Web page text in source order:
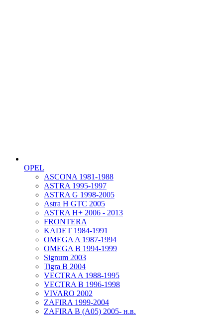
OPEL
ASCONA 1981-1988
ASTRA 1995-1997
ASTRA G 1998-2005
Astra H GTC 2005
ASTRA H+ 2006 - 2013
FRONTERA
KADET 1984-1991
OMEGA A 1987-1994
OMEGA B 1994-1999
Signum 2003
Tigra B 2004
VECTRA A 1988-1995
VECTRA B 1996-1998
VIVARO 2002
ZAFIRA 1999-2004
ZAFIRA B (А05) 2005- н.в.